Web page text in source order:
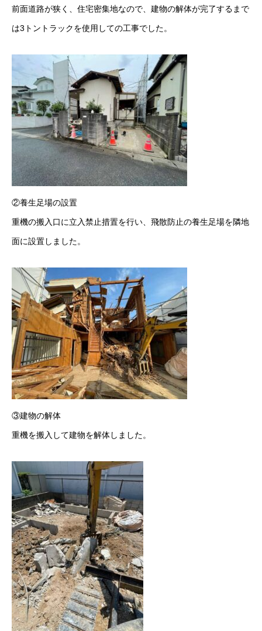
前面道路が狭く、住宅密集地なので、建物の解体が完了するまで
は3トントラックを使用しての工事でした。
②養生足場の設置
重機の搬入口に立入禁止措置を行い、飛散防止の養生足場を隣地
面に設置しました。
③建物の解体
重機を搬入して建物を解体しました。